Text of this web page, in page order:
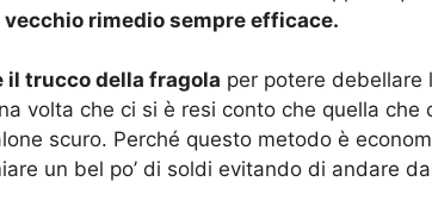
vecchio rimedio sempre efficace.
il trucco della fragola per potere debellare
volta che ci si è resi conto che quella che
scuro. Perché questo metodo è
un bel po’ di soldi evitando di andare